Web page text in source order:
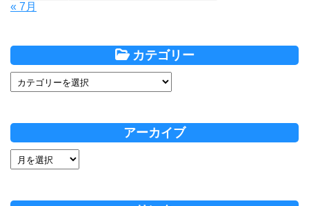
« 7月
カテゴリー
アーカイブ